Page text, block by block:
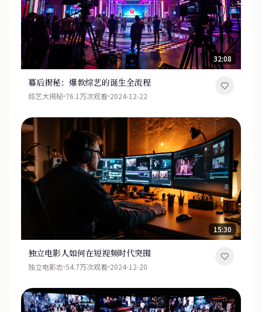
32:08
幕后揭秘：爆款综艺的诞生全流程
综艺大揭秘 76.1万次观看 2024-12-22
15:30
独立电影人如何在短视频时代突围
独立电影志 54.7万次观看 2024-12-20